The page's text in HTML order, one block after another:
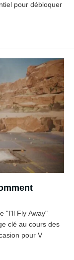
pour débloquer
"I'll Fly Away"
clé au cours des
pour V